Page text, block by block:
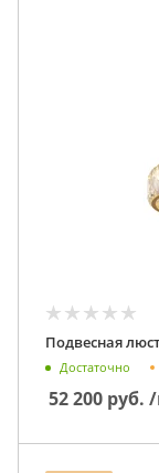
Достаточно
52 200 руб.